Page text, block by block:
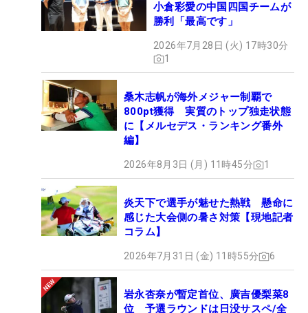
小倉彩愛の中国四国チームが
勝利「最高です」
2026年7月28日 (火) 17時30分
1
桑木志帆が海外メジャー制覇で
800pt獲得 実質のトップ独走状態
に【メルセデス・ランキング番外
編】
2026年8月3日 (月) 11時45分 1
炎天下で選手が魅せた熱戦 懸命に
感じた大会側の暑さ対策【現地記者
コラム】
2026年7月31日 (金) 11時55分 6
岩永杏奈が暫定首位、廣吉優梨菜8
位 予選ラウンドは日没サスペ/全